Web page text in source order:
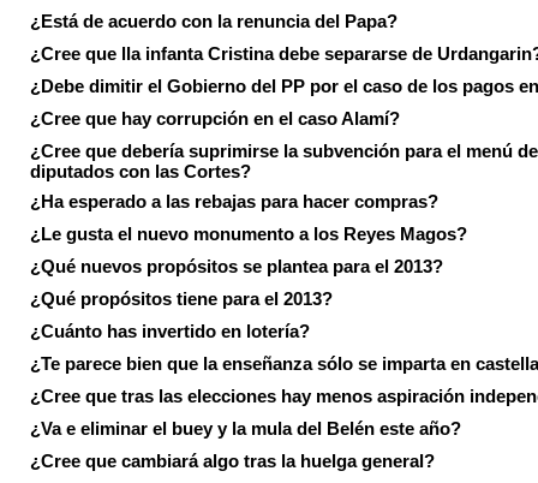
¿Está de acuerdo con la renuncia del Papa?
¿Cree que lla infanta Cristina debe separarse de
¿Debe dimitir el Gobierno del PP por el caso de los pagos
¿Cree que hay corrupción en el caso Alamí?
¿Cree que debería suprimirse la subvención para el menú
diputados con las Cortes?
¿Ha esperado a las rebajas para hacer compras?
¿Le gusta el nuevo monumento a los Reyes Magos?
¿Qué nuevos propósitos se plantea para el 2013?
¿Qué propósitos tiene para el 2013?
¿Cuánto has invertido en lotería?
¿Te parece bien que la enseñanza sólo se imparta en
¿Cree que tras las elecciones hay menos aspiración
¿Va e eliminar el buey y la mula del Belén este año?
¿Cree que cambiará algo tras la huelga general?